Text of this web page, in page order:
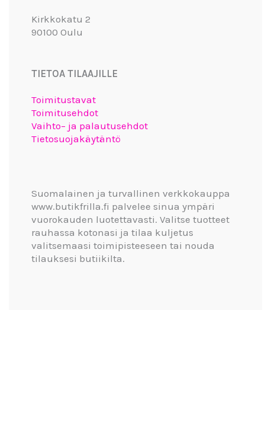
Kirkkokatu 2
90100 Oulu
TIETOA TILAAJILLE
Toimitustavat
Toimitusehdot
Vaihto– ja palautusehdot
Tietosuojakäytäntö
Suomalainen ja turvallinen verkkokauppa
www.butikfrilla.fi palvelee sinua ympäri
vuorokauden luotettavasti. Valitse tuotteet
rauhassa kotonasi ja tilaa kuljetus
valitsemaasi toimipisteeseen tai nouda
tilauksesi butiikilta.